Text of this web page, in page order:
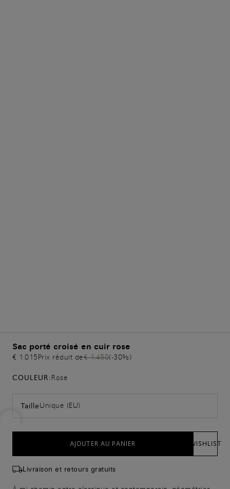
Sac porté croisé en cuir rose
€ 1.015Prix réduit de€ 1.450(-30%)
COULEUR:Rose
TailleUnique (EU)
AJOUTER AU PANIER WISHLIST
Livraison et retours gratuits